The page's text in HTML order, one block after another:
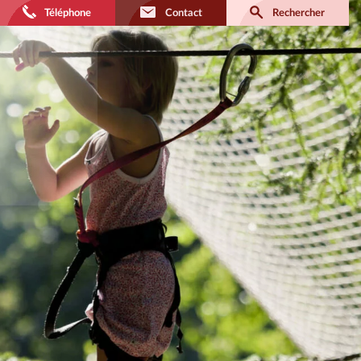
Téléphone Contact Rechercher